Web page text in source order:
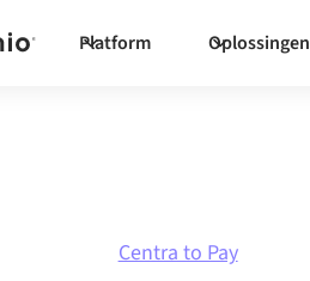
Platform Oplossingen
Centra to Pay